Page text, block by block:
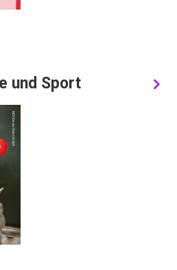
und Sport